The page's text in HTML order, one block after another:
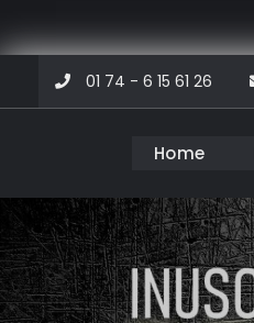
content
01 74 - 6 15 61 26
Musicfactory
Home